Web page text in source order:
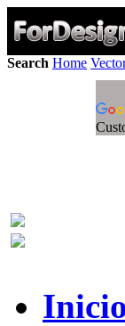
Search Home
Inicio